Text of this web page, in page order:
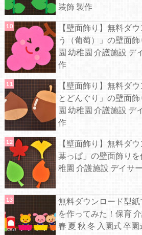
装飾 製作
【壁面飾り】無料ダ
う（葡萄）」の壁面
園 幼稚園 介護施設 デ
作
【壁面飾り】無料ダ
とどんぐり」の壁面
園 幼稚園 介護施設 デ
作
【壁面飾り】無料ダ
葉っぱ」の壁面飾り
稚園 介護施設 デイサ
無料ダウンロード型
を作ってみた！保育
春 夏 秋 冬 入園式 卒園